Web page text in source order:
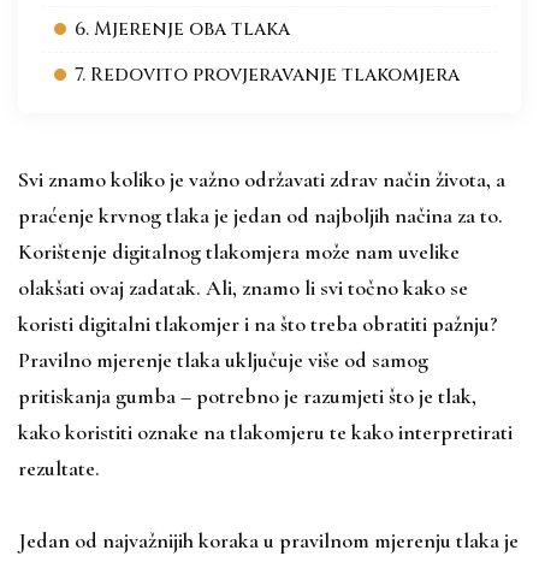
6. Mjerenje oba tlaka
7. Redovito provjeravanje tlakomjera
Svi znamo koliko je važno održavati zdrav način života, a
praćenje krvnog tlaka je jedan od najboljih načina za to.
Korištenje digitalnog tlakomjera može nam uvelike
olakšati ovaj zadatak. Ali, znamo li svi točno kako se
koristi digitalni tlakomjer i na što treba obratiti pažnju?
Pravilno mjerenje tlaka uključuje više od samog
pritiskanja gumba – potrebno je razumjeti što je tlak,
kako koristiti oznake na tlakomjeru te kako interpretirati
rezultate.
Jedan od najvažnijih koraka u pravilnom mjerenju tlaka je